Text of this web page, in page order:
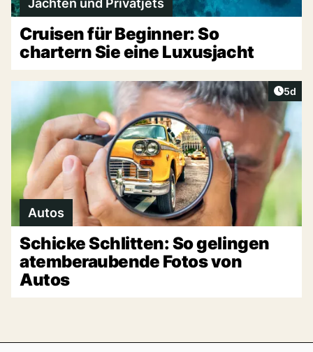
Cruisen für Beginner: So
chartern Sie eine Luxusjacht
5d
Autos
Schicke Schlitten: So gelingen
atemberaubende Fotos von
Autos